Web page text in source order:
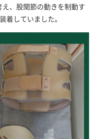
、股関節の動きを制動す
着していました。